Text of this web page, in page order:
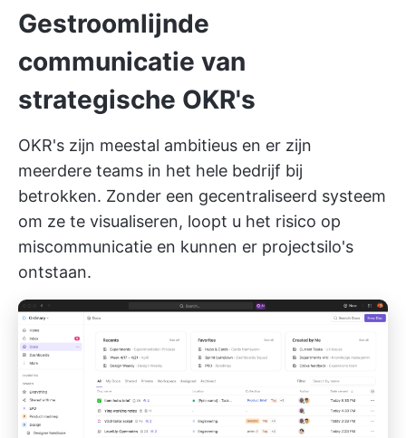
Gestroomlijnde
communicatie van
strategische OKR's
OKR's zijn meestal ambitieus en er zijn
meerdere teams in het hele bedrijf bij
betrokken. Zonder een gecentraliseerd systeem
om ze te visualiseren, loopt u het risico op
miscommunicatie en kunnen er projectsilo's
ontstaan.